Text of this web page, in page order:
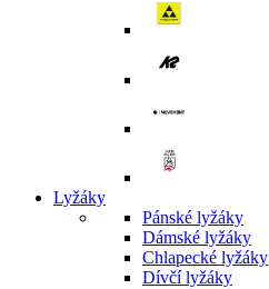
Lyžáky
Pánské lyžáky
Dámské lyžáky
Chlapecké lyžáky
Dívčí lyžáky